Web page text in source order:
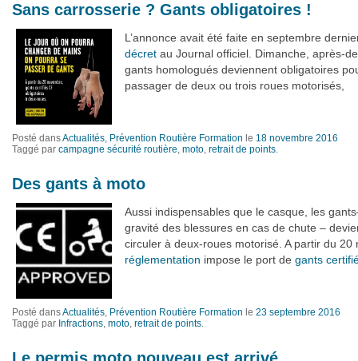
Sans carrosserie ? Gants obligatoires !
L’annonce avait été faite en septembre
décret au Journal officiel. Dimanche, après-
gants homologués deviennent obligatoires
passager de deux ou trois roues motorisés,
Posté dansActualités, Prévention Routière Formation le 18 novembre 2016
Taggé par campagne sécurité routière, moto, retrait de points.
Des gants à moto
Aussi indispensables que le casque, les
gravité des blessures en cas de chute –
circuler à deux-roues motorisé. A partir du 20
réglementation impose le port de gants
Posté dansActualités, Prévention Routière Formation le 23 septembre 2016
Taggé par Infractions, moto, retrait de points.